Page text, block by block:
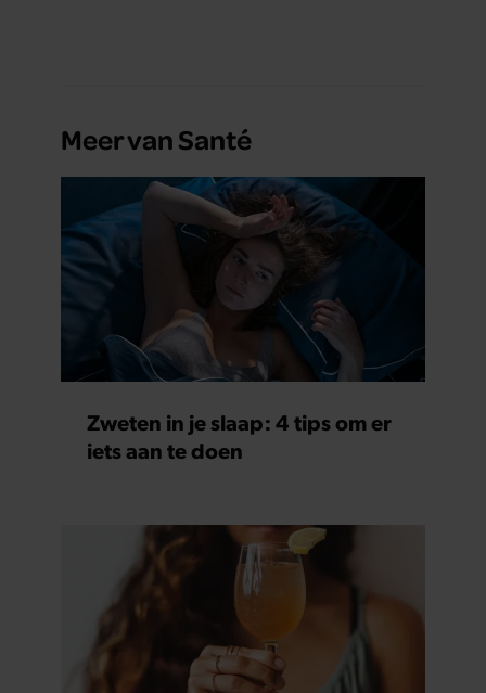
Meer van Santé
Zweten in je slaap: 4 tips om er
iets aan te doen